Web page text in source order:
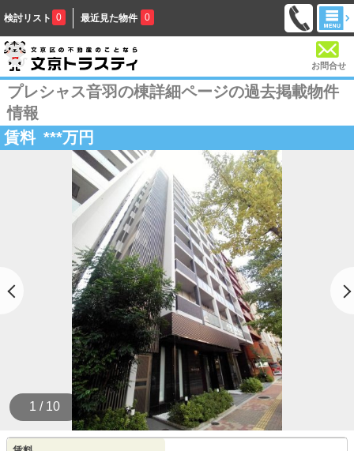
検討リスト 0 最近見た物件 0
お問合せ
プレシャス音羽の棟詳細ページの過去掲載物件
情報
賃料 ***万円
1 / 10